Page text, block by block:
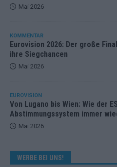
Mai 2026
KOMMENTAR
Eurovision 2026: Der große
ihre Siegchancen
Mai 2026
EUROVISION
Von Lugano bis Wien: Wie der
Abstimmungssystem immer
Mai 2026
WERBE BEI UNS!